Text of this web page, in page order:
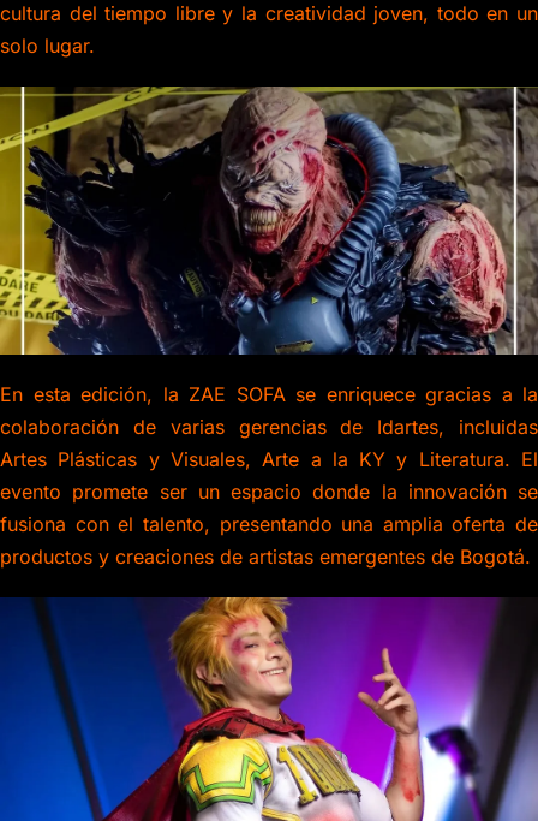
cultura del tiempo libre y la creatividad joven, todo en un
solo lugar.
En esta edición, la ZAE SOFA se enriquece gracias a la
colaboración de varias gerencias de Idartes, incluidas
Artes Plásticas y Visuales, Arte a la KY y Literatura. El
evento promete ser un espacio donde la innovación se
fusiona con el talento, presentando una amplia oferta de
productos y creaciones de artistas emergentes de Bogotá.